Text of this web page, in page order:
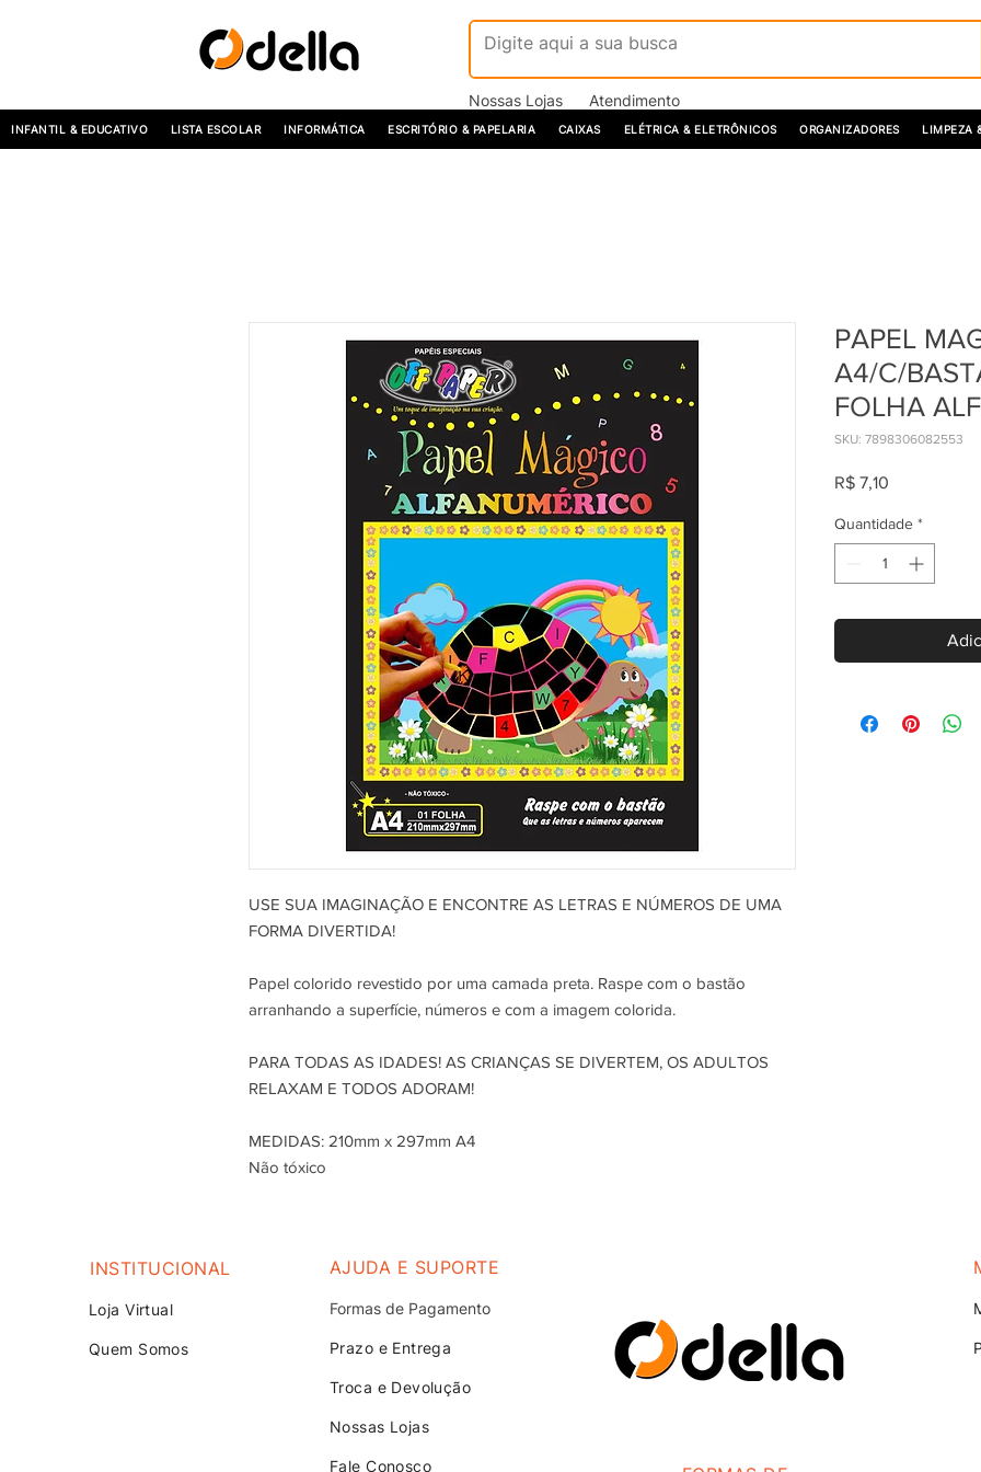
Nossas Lojas Atendimento
INFANTIL & EDUCATIVO LISTA ESCOLAR INFORMÁTICA ESCRITÓRIO & PAPELARIA CAIXAS ELÉTRICA & ELETRÔNICOS ORGANIZADORES LIMPEZA
USE SUA IMAGINAÇÃO E ENCONTRE AS LETRAS E NÚMEROS DE UMA
FORMA DIVERTIDA!
Papel colorido revestido por uma camada preta. Raspe com o bastão
arranhando a superfície, números e com a imagem colorida.
PARA TODAS AS IDADES! AS CRIANÇAS SE DIVERTEM, OS ADULTOS
RELAXAM E TODOS ADORAM!
MEDIDAS: 210mm x 297mm A4
Não tóxico
PAPEL
A4/C/
FOLHA
SKU: 7898306082553
R$ 7,10
Quantidade *
INSTITUCIONAL
Loja Virtual
Quem Somos
AJUDA E SUPORTE
Formas de Pagamento
Prazo e Entrega
Troca e Devolução
Nossas Lojas
Fale Conosco